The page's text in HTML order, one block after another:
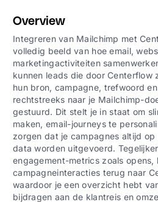
Overview
Integreren van Mailchimp met
volledig beeld van hoe email,
marketingactiviteiten
kunnen leads die door Centerflow
hun bron, campagne, trefwoord
rechtstreeks naar je Mailchimp-
gestuurd. Dit stelt je in staat om
maken, email-journeys te
zorgen dat je campagnes altijd
data worden uitgevoerd.
engagement-metrics zoals opens,
campagneinteracties terug naar
waardoor je een overzicht hebt
bijdragen aan de klantreis en